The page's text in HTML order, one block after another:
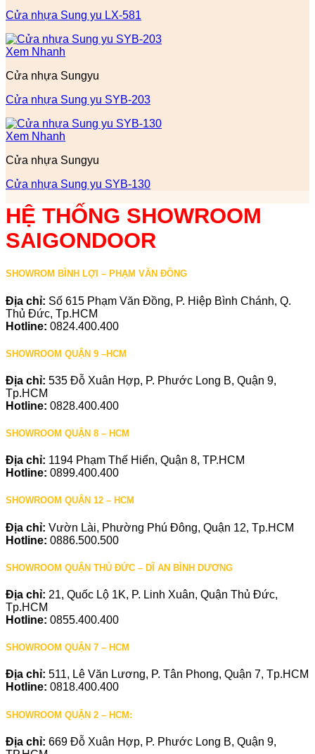
Cửa nhựa Sung yu LX-581
Xem Nhanh
Cửa nhựa Sungyu
Cửa nhựa Sung yu SYB-203
Xem Nhanh
Cửa nhựa Sungyu
Cửa nhựa Sung yu SYB-130
HỆ THỐNG SHOWROOM
SAIGONDOOR
SHOWROM BÌNH LỢI – PHẠM VĂN ĐỒNG
Địa chỉ: Số 615 Phạm Văn Đồng, P. Hiệp Bình Chánh, Q.
Thủ Đức, Tp.HCM
Hotline: 0824.400.400
SHOWROOM QUẬN 9 –HCM
Địa chỉ: 535 Đỗ Xuân Hợp, P. Phước Long B, Quận 9,
Tp.HCM
Hotline: 0828.400.400
SHOWROOM QUẬN 8 – HCM
Địa chỉ: 1194 Phạm Thế Hiển, Quận 8, TP.HCM
Hotline: 0899.400.400
SHOWROOM QUẬN 12 – HCM
Địa chỉ: Vườn Lài, Phường Phú Đông, Quận 12, Tp.HCM
Hotline: 0886.500.500
SHOWROOM QUẬN THỦ ĐỨC – DĨ AN BÌNH DƯƠNG
Địa chỉ: 21, Quốc Lộ 1K, P. Linh Xuân, Quận Thủ Đức,
Tp.HCM
Hotline: 0855.400.400
SHOWROOM QUẬN 7 – HCM
Địa chỉ: 511, Lê Văn Lương, P. Tân Phong, Quận 7, Tp.HCM
Hotline: 0818.400.400
SHOWROOM QUẬN 2 – HCM:
Địa chỉ: 669 Đỗ Xuân Hợp, P. Phước Long B, Quận 9,